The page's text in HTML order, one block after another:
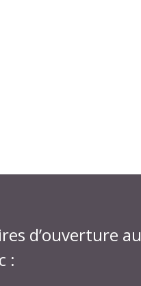
d’ouverture au
: